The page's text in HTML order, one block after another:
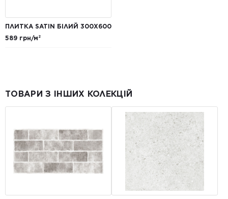
ПЛИТКА SATIN БІЛИЙ 300Х600
589 грн/м²
ТОВАРИ З ІНШИХ КОЛЕКЦІЙ